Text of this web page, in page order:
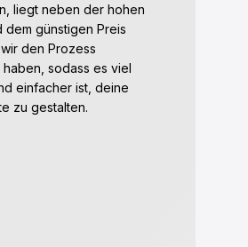
liegt neben der hohen
dem günstigen Preis
den Prozess
sodass es viel
einfacher ist, deine
zu gestalten.